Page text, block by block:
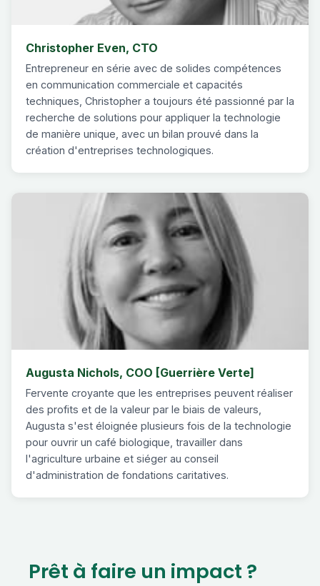
Christopher Even, CTO
Entrepreneur en série avec de solides compétences
en communication commerciale et capacités
techniques, Christopher a toujours été passionné par la
recherche de solutions pour appliquer la technologie
de manière unique, avec un bilan prouvé dans la
création d'entreprises technologiques.
Augusta Nichols, COO [Guerrière Verte]
Fervente croyante que les entreprises peuvent réaliser
des profits et de la valeur par le biais de valeurs,
Augusta s'est éloignée plusieurs fois de la technologie
pour ouvrir un café biologique, travailler dans
l'agriculture urbaine et siéger au conseil
d'administration de fondations caritatives.
Prêt à faire un impact ?